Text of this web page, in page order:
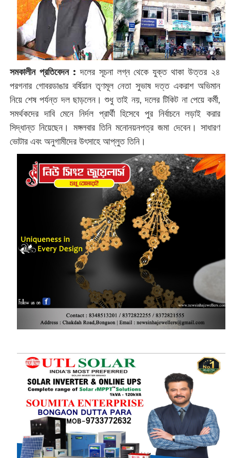
সমকালীন প্রতিবেদন : ‌দলের সূচনা লগ্ন থেকে যুক্ত থাকা উত্তর ২৪
পরগনার গোবরডাঙার বর্ষিয়ান তৃণমূল নেতা সুভাষ দত্ত একরাশ অভিমান
নিয়ে শেষ পর্যন্ত দল ছাড়লেন। শুধু তাই নয়, দলের টিকিট না পেয়ে কর্মী,
সমর্থকদের দাবি মেনে নির্দল প্রার্থী হিসেবে পুর নির্বাচনে লড়াই করার
সিদ্ধান্ত নিয়েছেন। মঙ্গলবার তিনি মনোনয়নপত্র জমা দেবেন। সাধারণ
ভোটার এবং অনুগামীদের উৎসাহে আপ্লুত তিনি।